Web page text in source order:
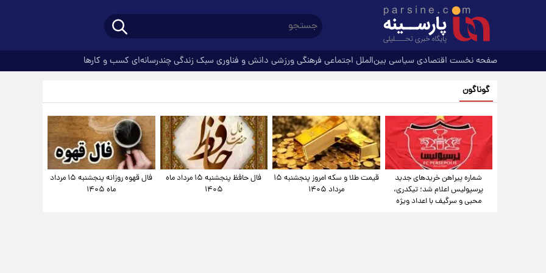
صفحه نخست اقتصادی سیاسی بین‌الملل اجتماعی فرهنگیورزشی دانش و فناوری سبک زندگیچندرسانه‌ای کسب و کارها
گوناگون
شماره پیراهن خریدهای جدید
پرسپولیس اعلام شد؛ تیکدری،
محبی و سرگیف با اعداد ویژه
قیمت طلا و سکه امروز پنجشنبه ۱۵
مرداد ۱۴۰۵
فال حافظ پنجشنبه ۱۵ مرداد ماه
۱۴۰۵
فال قهوه روزانه پنجشنبه ۱۵ مرداد
ماه ۱۴۰۵